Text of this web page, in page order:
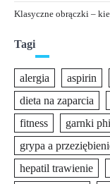
Klasyczne obrączki –
Tagi
alergia aspirin
dieta na zaparcia
fitness
garnki
grypa a
hepatil trawienie